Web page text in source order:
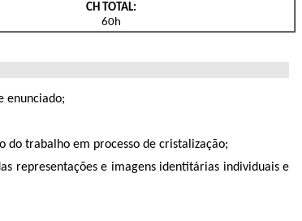
CH TOTAL:
60h
enunciado;
do trabalho em processo de cristalização;
representações e imagens identitárias individuais e